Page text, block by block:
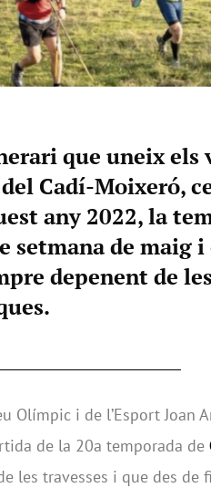
que uneix els
Cadí-Moixeró,
any 2022, la
setmana de maig i
depenent de les
Olímpic i de l’Esport Joan
de la 20a temporada de
les travesses i que des de